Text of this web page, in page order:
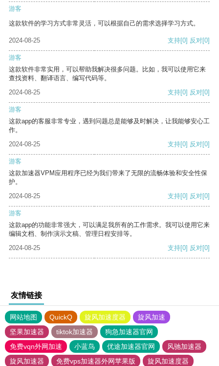
游客
这款软件的学习方式非常灵活，可以根据自己的需求选择学习方式。
2024-08-25 支持[0] 反对[0]
游客
这款软件非常实用，可以帮助我解决很多问题。比如，我可以使用它来
查找资料、翻译语言、编写代码等。
2024-08-25
支持[0] 反对[0]
游客
这款app的客服非常专业，遇到问题总是能够及时解决，让我能够安心工
作。
2024-08-25
支持[0] 反对[0]
游客
这款加速器VPM应用程序已经为我们带来了无限的流畅体验和安全性保
护。
2024-08-25
支持[0] 反对[0]
游客
这款app的功能非常强大，可以满足我所有的工作需求。我可以使用它来
编辑文档、制作演示文稿、管理日程安排等。
2024-08-25
支持[0] 反对[0]
友情链接
网站地图 QuickQ 旋风加速度器
旋风加速
坚果加速器
tiktok加速器
狗急加速器官网
免费vqn外网加速
小蓝鸟 优途加速器官网
风驰加速器
旋风加速器
免费vps加速器外网苹果版
旋风加速度器